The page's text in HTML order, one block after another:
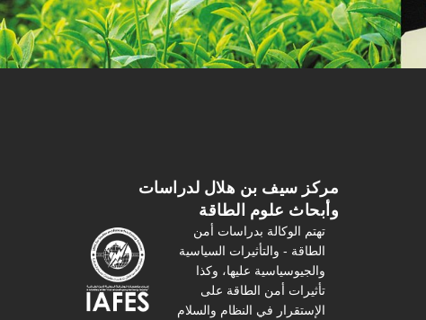
مركز سیف بن هلال لدراسات
وأبحاث علوم الطاقة
تهتم الوكالة بدراسات أمن
الطاقة - والتأثیرات السیاسیة
والجیوسیاسیة عليها، وكذا
تأثیرات أمن الطاقة على
الإستقرار في النظام والسلام